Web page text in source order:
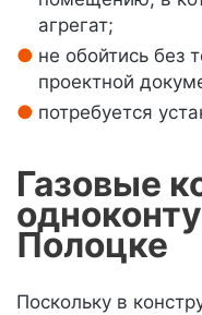
агрегат;
не обойтись без
проектной
потребуется
Газовые
Полоцке
Поскольку в